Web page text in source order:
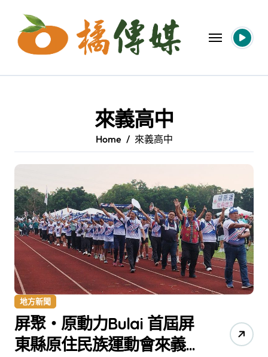
content
來義高中
Home 來義高中
地方新聞
屏聚・原動力Bulai 首屆屏
東縣原住民族運動會來義